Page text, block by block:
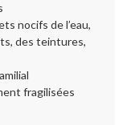
nocifs de l’eau,
des teintures,
fragilisées